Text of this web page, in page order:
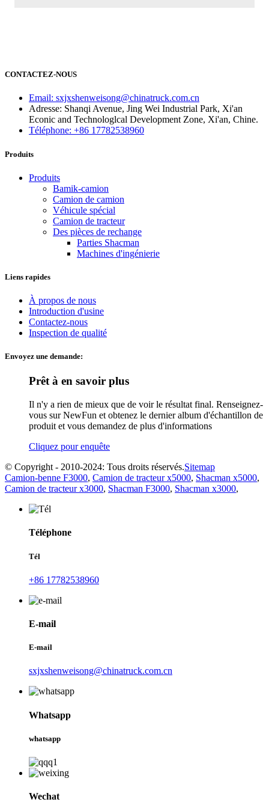
CONTACTEZ-NOUS
Email: sxjxshenweisong@chinatruck.com.cn
Adresse: Shanqi Avenue, Jing Wei Industrial Park, Xi'an
Econic and Technologlcal Development Zone, Xi'an, Chine.
Téléphone: +86 17782538960
Produits
Produits
Bamik-camion
Camion de camion
Véhicule spécial
Camion de tracteur
Des pièces de rechange
Parties Shacman
Machines d'ingénierie
Liens rapides
À propos de nous
Introduction d'usine
Contactez-nous
Inspection de qualité
Envoyez une demande:
Prêt à en savoir plus
Il n'y a rien de mieux que de voir le résultat final. Renseignez-
vous sur NewFun et obtenez le dernier album d'échantillon de
produit et vous demandez de plus d'informations
Cliquez pour enquête
© Copyright - 2010-2024: Tous droits réservés.Sitemap
Camion-benne F3000, Camion de tracteur x5000, Shacman x5000,
Camion de tracteur x3000, Shacman F3000, Shacman x3000,
Téléphone
Tél
+86 17782538960
E-mail
E-mail
sxjxshenweisong@chinatruck.com.cn
Whatsapp
whatsapp
Wechat